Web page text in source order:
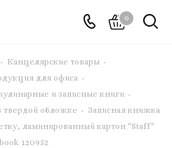
0
- Канцелярские товары -
для офиса -
и записные книги -
твердой обложке - Записная книжка
ламинированный картон "Staff"
120952